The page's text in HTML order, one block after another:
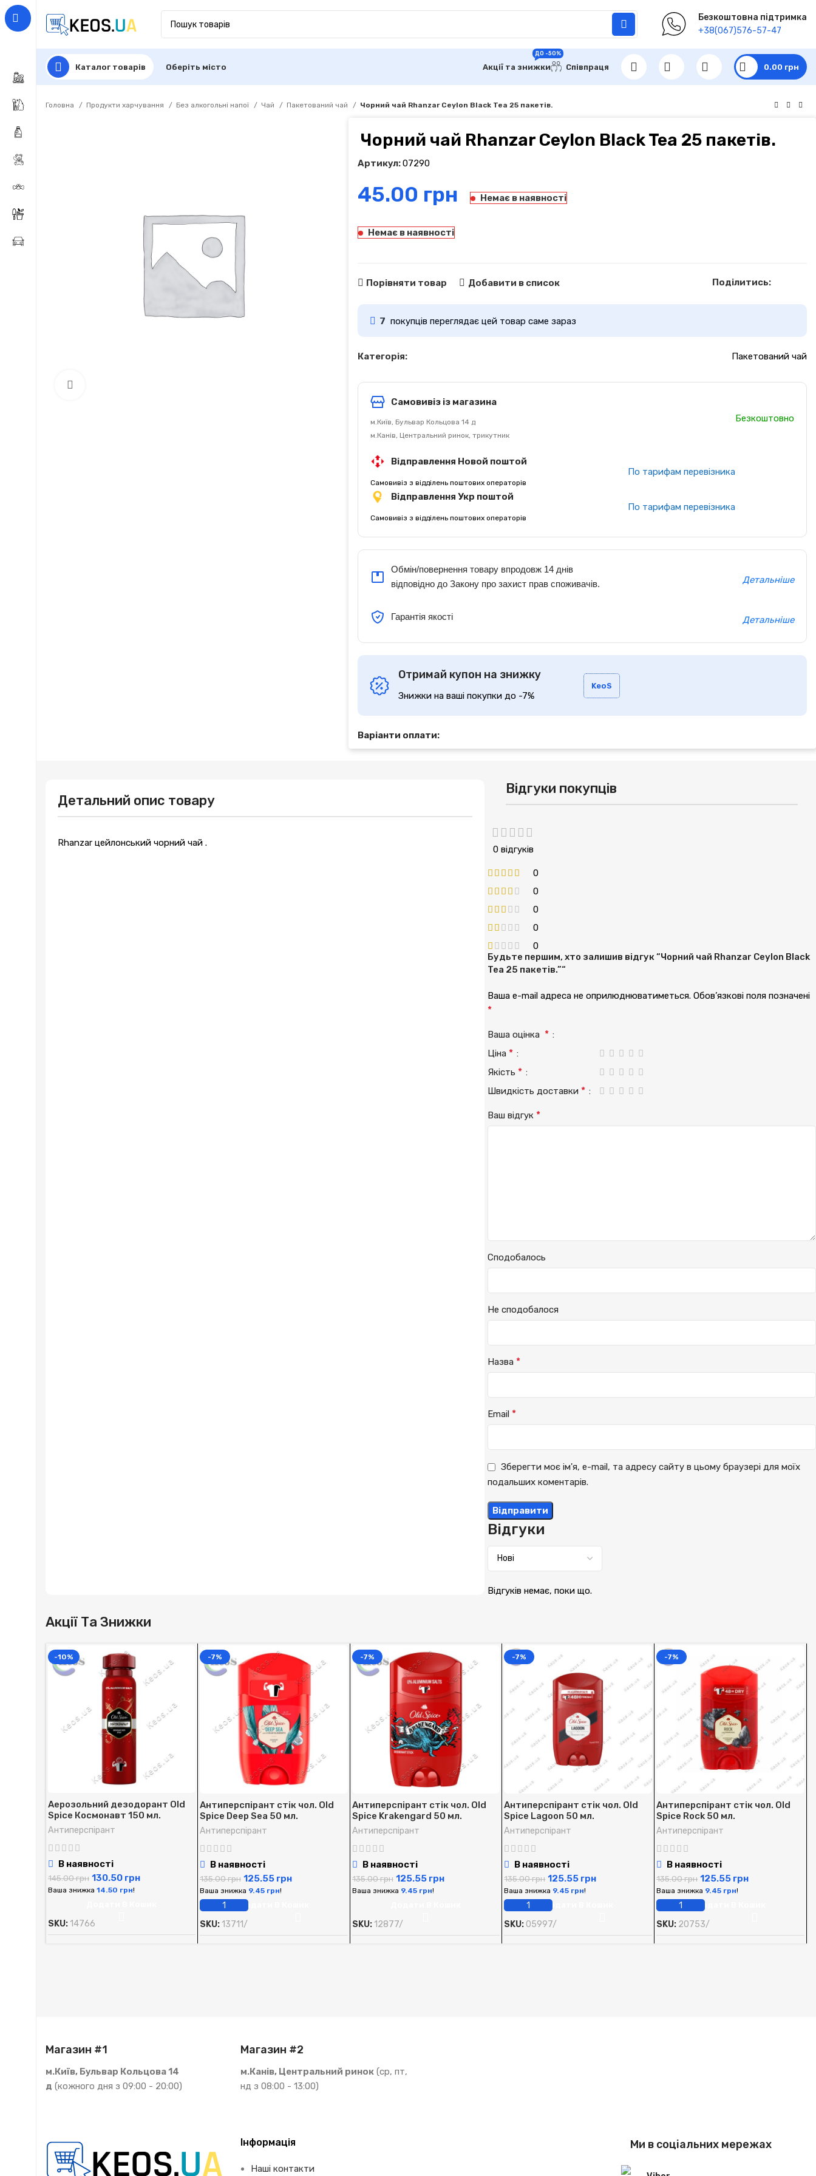
Безкоштовна підтримка
+38(067)576-57-47
Каталог товарів Оберіть місто Акції та знижки
ДО -50%
Співпраця 0.00 грн
Головна Продукти харчування Без алкогольні напої Чай Пакетований чай Чорний чай Rhanzar Ceylon Black Tea 25 пакетів.
Чорний чай Rhanzar Ceylon Black Tea 25 пакетів.
Артикул:07290
грн Немає в наявності
Немає в наявності
Порівняти товар Добавити в список Поділитись:
7 покупців переглядає цей товар саме зараз
Категорія: Пакетований чай
Самовивіз із магазина
м.Київ, Бульвар Кольцова 14 д
м.Канів, Центральний ринок, трикутник
Безкоштовно
Відправлення Новой поштой
Самовивіз з відділень поштових операторів
По тарифам перевізника
Відправлення Укр поштой
Самовивіз з відділень поштових операторів
По тарифам перевізника
Обмін/повернення товару впродовж 14 днів
відповідно до Закону про захист прав споживачів.
Детальніше
Гарантія якості Детальніше
Отримай купон на знижку
Знижки на ваші покупки до -7%
KeoS
Варіанти оплати:
Детальний опис товару
Rhanzar цейлонський чорний чай .
Відгуки покупців
0 відгуків
0
0
0
0
0
Відгуки
Відгуків немає, поки що.
Будьте першим, хто залишив відгук “Чорний чай Rhanzar Ceylon Black
Tea 25 пакетів.”“
Ваша e-mail адреса не оприлюднюватиметься. Обов’язкові поля позначені
*
Ваша оцінка *
Ціна *
Якість *
Швидкість доставки *
Ваш відгук *
Сподобалось
Не сподобалося
Назва *
Email *
Зберегти моє ім'я, e-mail, та адресу сайту в цьому браузері для моїх
подальших коментарів.
Акції Та Знижки
-10%
Аерозольний дезодорант Old
Spice Космонавт 150 мл.
Антиперспірант
В наявності
145.00грн 130.50 грн
Ваша знижка 14.50 грн!
SKU: 14766
-7%
Антиперспірант стік чол. Old
Spice Deep Sea 50 мл.
Антиперспірант
В наявності
135.00грн 125.55 грн
Ваша знижка 9.45 грн!
SKU: 13711/
-7%
Антиперспірант стік чол. Old
Spice Krakengard 50 мл.
Антиперспірант
В наявності
135.00грн 125.55 грн
Ваша знижка 9.45 грн!
SKU: 12877/
-7%
Антиперспірант стік чол. Old
Spice Lagoon 50 мл.
Антиперспірант
В наявності
135.00грн 125.55 грн
Ваша знижка 9.45 грн!
SKU: 05997/
-7%
Антиперспірант стік чол. Old
Spice Rock 50 мл.
Антиперспірант
В наявності
135.00грн 125.55 грн
Ваша знижка 9.45 грн!
SKU: 20753/
Магазин #1
м.Київ, Бульвар Кольцова 14
д (кожного дня з 09:00 - 20:00)
Магазин #2
м.Канів, Центральний ринок (ср, пт,
нд з 08:00 - 13:00)
Інформація
Наші контакти
Ми в соціальних мережах